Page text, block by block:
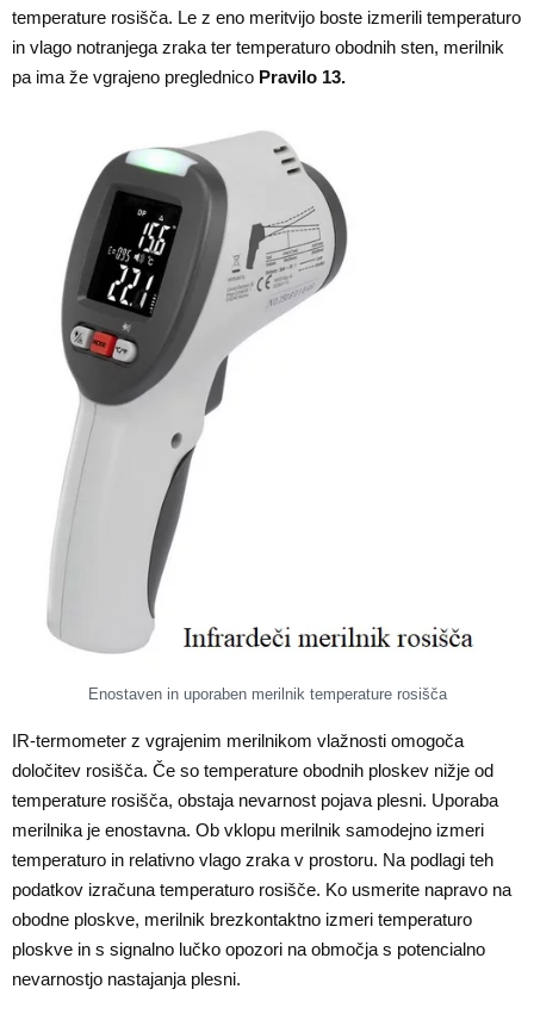
temperature rosišča. Le z eno meritvijo boste izmerili temperaturo
in vlago notranjega zraka ter temperaturo obodnih sten, merilnik
pa ima že vgrajeno preglednico Pravilo 13.
Enostaven in uporaben merilnik temperature rosišča
IR-termometer z vgrajenim merilnikom vlažnosti omogoča
določitev rosišča. Če so temperature obodnih ploskev nižje od
temperature rosišča, obstaja nevarnost pojava plesni. Uporaba
merilnika je enostavna. Ob vklopu merilnik samodejno izmeri
temperaturo in relativno vlago zraka v prostoru. Na podlagi teh
podatkov izračuna temperaturo rosišče. Ko usmerite napravo na
obodne ploskve, merilnik brezkontaktno izmeri temperaturo
ploskve in s signalno lučko opozori na območja s potencialno
nevarnostjo nastajanja plesni.